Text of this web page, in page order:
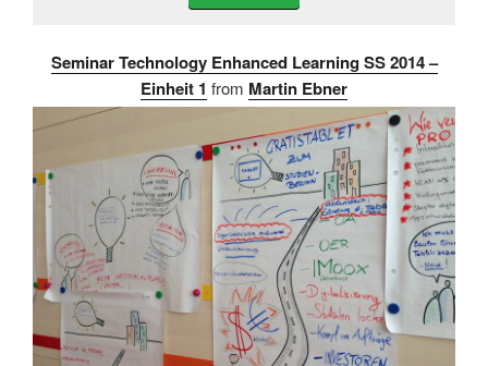
Seminar Technology Enhanced Learning SS 2014 –
Einheit 1 from Martin Ebner